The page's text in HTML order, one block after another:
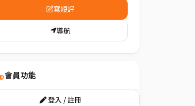
寫短評
導航
會員功能
登入 / 註冊